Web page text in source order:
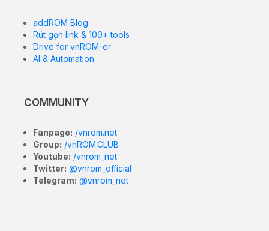
addROM Blog
Rút gọn link & 100+ tools
Drive for vnROM-er
AI & Automation
COMMUNITY
Fanpage: /vnrom.net
Group: /vnROM.CLUB
Youtube: /vnrom_net
Twitter: @vnrom_official
Telegram: @vnrom_net